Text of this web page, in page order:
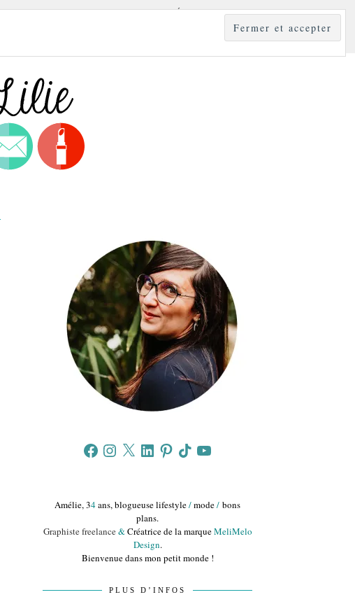
FacebookInstagram
X LinkedInPinterestTikTokYouTube
Amélie, 34ans, blogueuse lifestyle/mode/ bons
plans.
Graphiste freelance&Créatrice de la marqueMeliMelo
Design.
Bienvenue dans mon petit monde !
PLUS D’INFOS